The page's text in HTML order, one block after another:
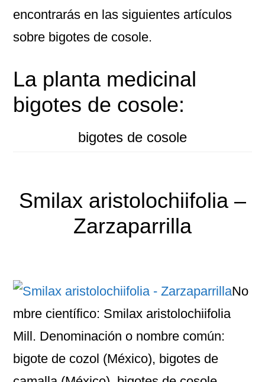
encontrarás en las siguientes artículos
sobre bigotes de cosole.
La planta medicinal
bigotes de cosole:
bigotes de cosole
Smilax aristolochiifolia –
Zarzaparrilla
No
mbre científico: Smilax aristolochiifolia
Mill. Denominación o nombre común:
bigote de cozol (México), bigotes de